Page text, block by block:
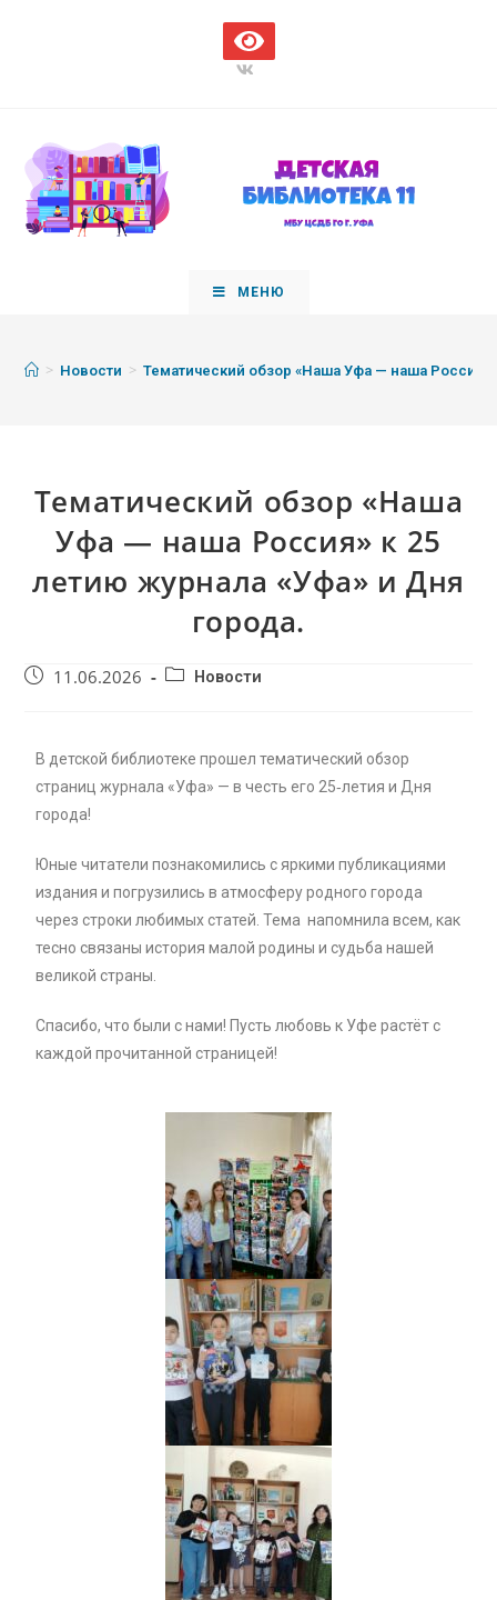
МЕНЮ
> Новости > Тематический обзор «Наша Уфа — наша Россия»
Тематический обзор «Наша
Уфа — наша Россия» к 25
летию журнала «Уфа» и Дня
города.
11.06.2026 Новости
В детской библиотеке прошел тематический обзор
страниц журнала «Уфа» — в честь его 25‑летия и Дня
города!
Юные читатели познакомились с яркими публикациями
издания и погрузились в атмосферу родного города
через строки любимых статей. Тема напомнила всем, как
тесно связаны история малой родины и судьба нашей
великой страны.
Спасибо, что были с нами! Пусть любовь к Уфе растёт с
каждой прочитанной страницей!